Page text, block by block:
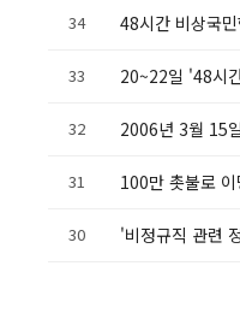
34 48시간 비상국
33 20~22일 '48시
32 2006년 3월 15
31 100만 촛불로
30 '비정규직 관련